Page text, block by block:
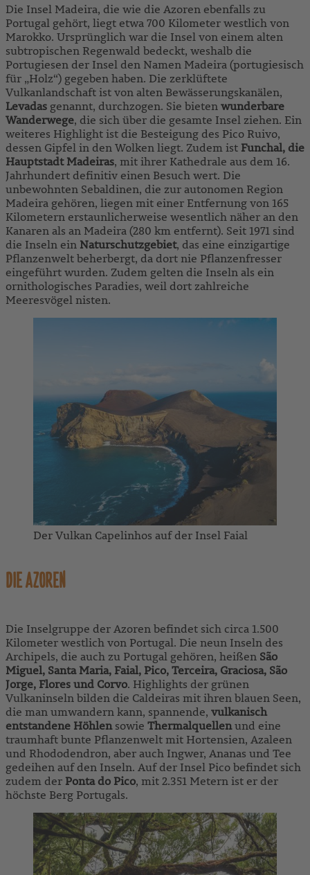
Die Insel Madeira, die wie die Azoren ebenfalls zu
Portugal gehört, liegt etwa 700 Kilometer westlich von
Marokko. Ursprünglich war die Insel von einem alten
subtropischen Regenwald bedeckt, weshalb die
Portugiesen der Insel den Namen Madeira (portugiesisch
für „Holz“) gegeben haben. Die zerklüftete
Vulkanlandschaft ist von alten Bewässerungskanälen,
Levadas genannt, durchzogen. Sie bietenwunderbare
Wanderwege, die sich über die gesamte Insel ziehen. Ein
weiteres Highlight ist die Besteigung des Pico Ruivo,
dessen Gipfel in den Wolken liegt. Zudem ist Funchal, die
Hauptstadt Madeiras, mit ihrer Kathedrale aus dem 16.
Jahrhundert definitiv einen Besuch wert. Die
unbewohnten Sebaldinen, die zur autonomen Region
Madeira gehören, liegen mit einer Entfernung von 165
Kilometern erstaunlicherweise wesentlich näher an den
Kanaren als an Madeira (280 km entfernt). Seit 1971 sind
die Inseln ein Naturschutzgebiet, das eine einzigartige
Pflanzenwelt beherbergt, da dort nie Pflanzenfresser
eingeführt wurden. Zudem gelten die Inseln als ein
ornithologisches Paradies, weil dort zahlreiche
Meeresvögel nisten.
Der Vulkan Capelinhos auf der Insel Faial
DIE AZOREN
Die Inselgruppe der Azoren befindet sich circa 1.500
Kilometer westlich von Portugal. Die neun Inseln des
Archipels, die auch zu Portugal gehören, heißen São
Miguel, Santa Maria, Faial, Pico, Terceira, Graciosa, São
Jorge, Flores und Corvo. Highlights der grünen
Vulkaninseln bilden die Caldeiras mit ihren blauen Seen,
die man umwandern kann, spannende, vulkanisch
entstandene Höhlensowie Thermalquellenund eine
traumhaft bunte Pflanzenwelt mit Hortensien, Azaleen
und Rhododendron, aber auch Ingwer, Ananas und Tee
gedeihen auf den Inseln. Auf der Insel Pico befindet sich
zudem der Ponta do Pico, mit 2.351 Metern ist er der
höchste Berg Portugals.